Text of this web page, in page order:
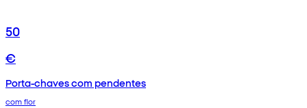
50
€
Porta-chaves com pendentes
com flor